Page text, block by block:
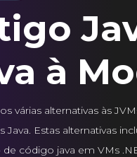
à
várias alternativas às
Java. Estas alternativas
código java em VMs